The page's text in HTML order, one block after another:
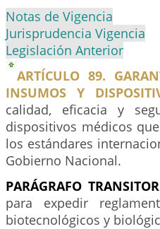
Notas de Vigencia
Jurisprudencia Vigencia
Legislación Anterior
ARTÍCULO 89.
INSUMOS Y
calidad, eficacia y
dispositivos médicos
los estándares
Gobierno Nacional.
PARÁGRAFO
para expedir
biotecnológicos y